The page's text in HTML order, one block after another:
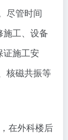
尽管时间
施工、设备
证施工安
核磁共振等
在外科楼后